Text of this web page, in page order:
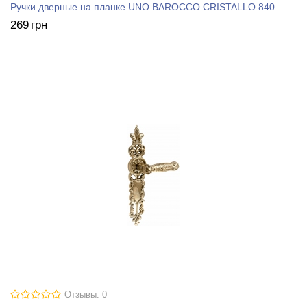
Ручки дверные на планке UNO BAROCCO CRISTALLO 840
269 грн
Отзывы: 0